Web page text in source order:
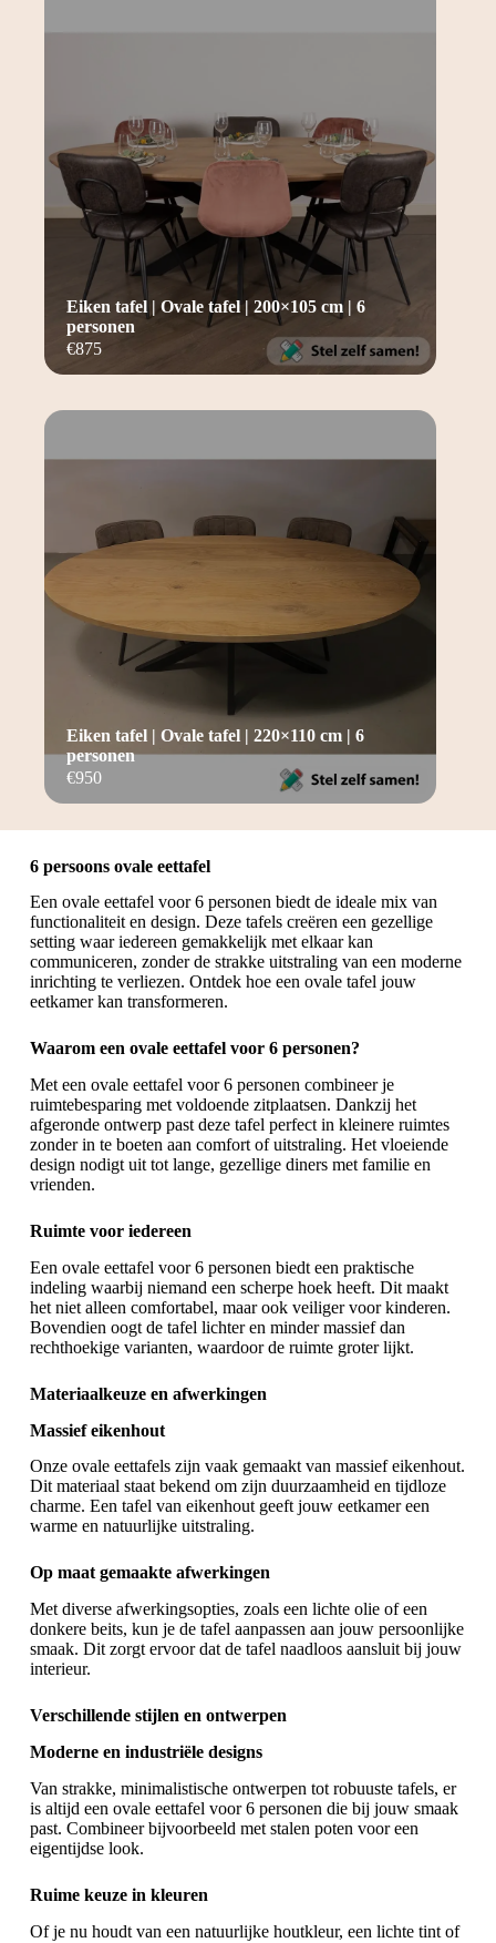
€875
Eiken tafel | Ovale tafel | 200×105 cm | 6
personen
€950
Eiken tafel | Ovale tafel | 220×110 cm | 6
personen
6 persoons ovale eettafel
Een ovale eettafel voor 6 personen biedt de ideale mix van
functionaliteit en design. Deze tafels creëren een gezellige
setting waar iedereen gemakkelijk met elkaar kan
communiceren, zonder de strakke uitstraling van een moderne
inrichting te verliezen. Ontdek hoe een ovale tafel jouw
eetkamer kan transformeren.
Waarom een ovale eettafel voor 6 personen?
Met een ovale eettafel voor 6 personen combineer je
ruimtebesparing met voldoende zitplaatsen. Dankzij het
afgeronde ontwerp past deze tafel perfect in kleinere ruimtes
zonder in te boeten aan comfort of uitstraling. Het vloeiende
design nodigt uit tot lange, gezellige diners met familie en
vrienden.
Ruimte voor iedereen
Een ovale eettafel voor 6 personen biedt een praktische
indeling waarbij niemand een scherpe hoek heeft. Dit maakt
het niet alleen comfortabel, maar ook veiliger voor kinderen.
Bovendien oogt de tafel lichter en minder massief dan
rechthoekige varianten, waardoor de ruimte groter lijkt.
Materiaalkeuze en afwerkingen
Massief eikenhout
Onze ovale eettafels zijn vaak gemaakt van massief eikenhout.
Dit materiaal staat bekend om zijn duurzaamheid en tijdloze
charme. Een tafel van eikenhout geeft jouw eetkamer een
warme en natuurlijke uitstraling.
Op maat gemaakte afwerkingen
Met diverse afwerkingsopties, zoals een lichte olie of een
donkere beits, kun je de tafel aanpassen aan jouw persoonlijke
smaak. Dit zorgt ervoor dat de tafel naadloos aansluit bij jouw
interieur.
Verschillende stijlen en ontwerpen
Moderne en industriële designs
Van strakke, minimalistische ontwerpen tot robuuste tafels, er
is altijd een ovale eettafel voor 6 personen die bij jouw smaak
past. Combineer bijvoorbeeld met stalen poten voor een
eigentijdse look.
Ruime keuze in kleuren
Of je nu houdt van een natuurlijke houtkleur, een lichte tint of